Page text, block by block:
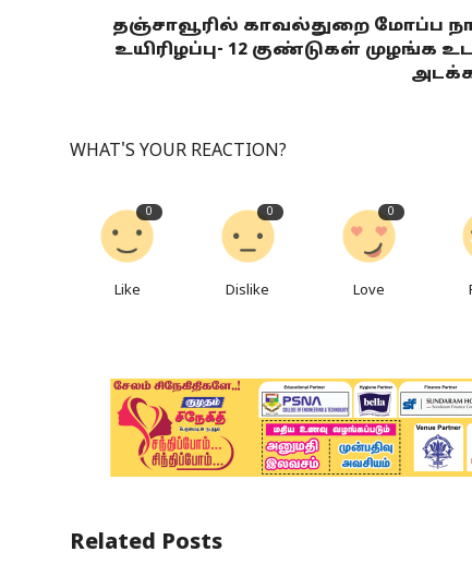
தஞ்சாவூரில் காவல்துறை மோப்ப
உயிரிழப்பு- 12 குண்டுகள் முழங்க
WHAT'S YOUR REACTION?
0
Like
0
Dislike
0
Love
Related Posts